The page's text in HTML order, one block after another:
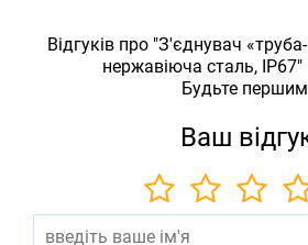
Відгуків про "З'єднувач
нержавіюча сталь,
Будьте
Ваш